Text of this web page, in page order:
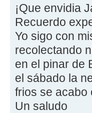
¡Que envidia
Recuerdo
Yo sigo con
recolectando
en el pinar de
el sábado la
frios se acabo
Un saludo